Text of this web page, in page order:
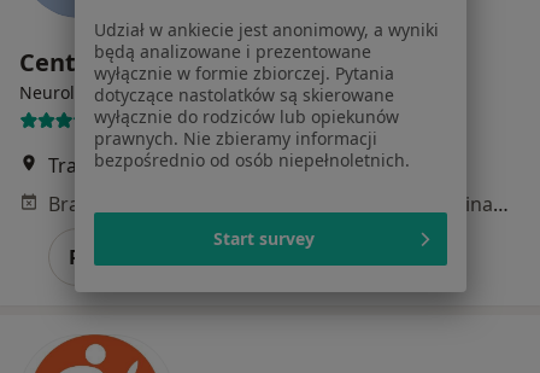
Centrum Terapii ALMA
Neurologia, Psychoterapia, Psychiatria·Więcej
4353 opinie
Trawiasta 15, Warszawa• Mapa
Brak dostępnych specjalistów z wolnymi terminami w tym centrum medycznym.
Pokaż profil
Udział w ankiecie jest anonimowy, a wyniki
będą analizowane i prezentowane
wyłącznie w formie zbiorczej. Pytania
dotyczące nastolatków są skierowane
wyłącznie do rodziców lub opiekunów
prawnych. Nie zbieramy informacji
bezpośrednio od osób niepełnoletnich.
Start survey